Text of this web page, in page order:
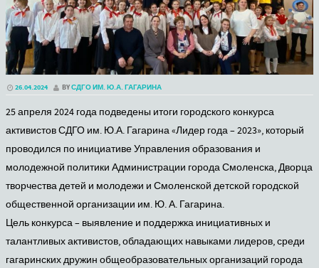
26.04.2024 BYСДГО ИМ. Ю.А. ГАГАРИНА
25 апреля 2024 года подведены итоги городского конкурса
активистов СДГО им. Ю.А. Гагарина «Лидер года – 2023», который
проводился по инициативе Управления образования и
молодежной политики Администрации города Смоленска, Дворца
творчества детей и молодежи и Смоленской детской городской
общественной организации им. Ю. А. Гагарина.
Цель конкурса – выявление и поддержка инициативных и
талантливых активистов, обладающих навыками лидеров, среди
гагаринских дружин общеобразовательных организаций города